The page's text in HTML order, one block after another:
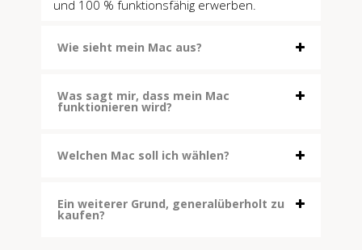
und 100 % funktionsfähig erwerben.
Wie sieht mein Mac aus?
Was sagt mir, dass mein Mac
funktionieren wird?
Welchen Mac soll ich wählen?
Ein weiterer Grund, generalüberholt zu
kaufen?